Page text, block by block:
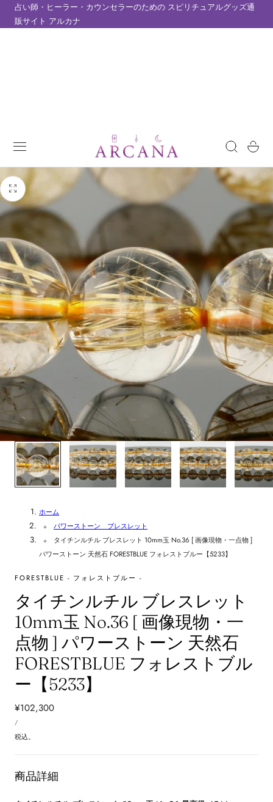
ツにスキップ
占い師・ヒーラー・カウンセラーのための スピリチュアルグッズ通
販サイト アルカナ
ー
1/
ホーム
パワーストーン ブレスレット
タイチンルチル ブレスレット 10mm玉 No.36 [ 画像現物・一点物 ]
パワーストーン 天然石 FORESTBLUE フォレストブルー【5233】
FORESTBLUE - フォレストブルー -
タイチンルチル ブレスレット
10mm玉 No.36 [ 画像現物・一
点物 ] パワーストーン 天然石
FORESTBLUE フォレストブル
ー【5233】
通
常
価
¥102,300
単
価/あ
り
税込。
商品詳細